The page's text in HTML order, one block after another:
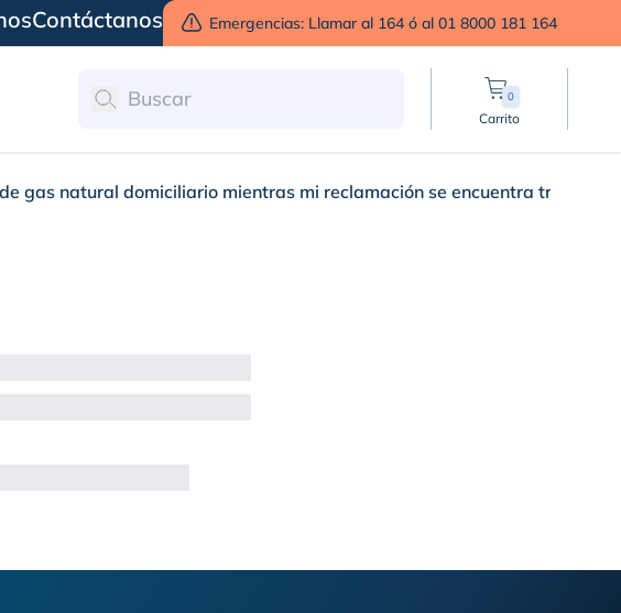
Contáctanos Emergencias: Llamar al 164 ó al 01 8000 181 164
0
Carrito
gas natural domiciliario mientras mi reclamación se encuentra trámite?